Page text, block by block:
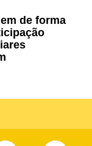
de forma